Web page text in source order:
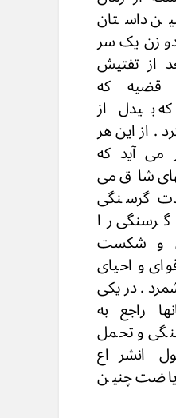
داستان
دو زن یک سر
از تفتیش
قضیه که
بیدل از
. از این هر
می آید که
شاق می
گرسنگی
را
و شکست
و احیای
. در یکی
راجع به
و تحمل
انشراع
چنین